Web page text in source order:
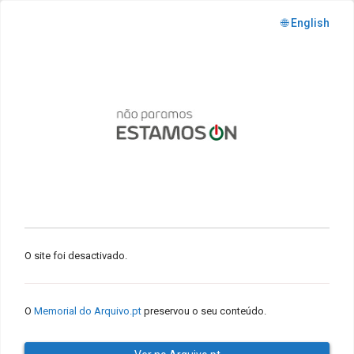
🌐 English
O site foi desactivado.
O Memorial do Arquivo.pt preservou o seu conteúdo.